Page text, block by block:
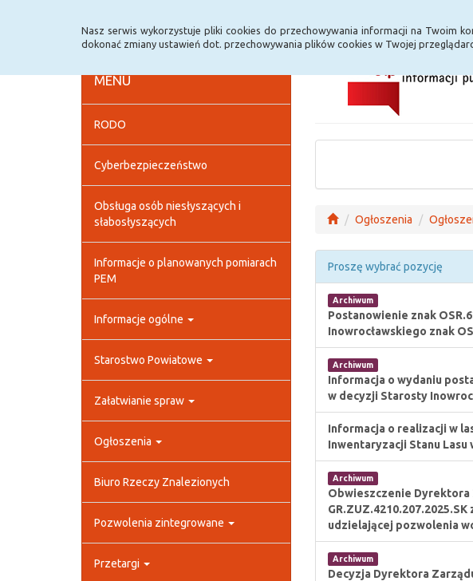
Nasz serwis wykorzystuje pliki cookies do przechowywania informacji na Twoim
dokonać zmiany ustawień dot. przechowywania plików cookies w Twojej
MENU
RODO
Cyberbezpieczeństwo
Obsługa osób niesłyszących i
słabosłyszących
Informacje o planowanych pomiarach
PEM
Informacje ogólne
Starostwo Powiatowe
Załatwianie spraw
Ogłoszenia
Biuro Rzeczy Znalezionych
Pozwolenia zintegrowane
Przetargi
Ogłoszenia
Proszę wybrać pozycję
Archiwum
Postanowienie znak
Inowrocławskiego znak
Archiwum
Informacja o wydaniu
w decyzji Starosty
Informacja o realizacji w
Inwentaryzacji Stanu Lasu
Archiwum
Obwieszczenie Dyrektora
udzielającej pozwolenia
Archiwum
Decyzja Dyrektora